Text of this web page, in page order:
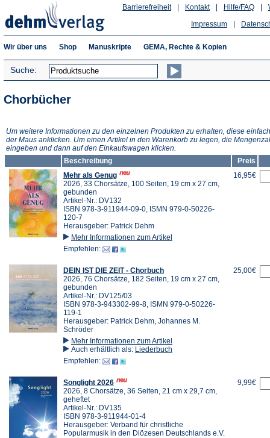
Hilfe/FAQ
Kontakt
Barrierefreiheit
Impressum
Wir über uns Shop Manuskripte GEMA, Rechte & Kopien
Suche:
Chorbücher
Um weitere Informationen zu den einzelnen Produkten zu erhalten, diese
der Maus anklicken. Um einen Artikel in den Warenkorb zu legen, die
eingeben und dann auf den Einkaufswagen klicken.
Beschreibung
Preis
Mehr als Genug
2026, 33 Chorsätze, 100 Seiten, 19 cm x 27 cm,
gebunden
Artikel-Nr.: DV132
ISBN 978-3-911944-09-0, ISMN 979-0-50226-
120-7
Herausgeber: Patrick Dehm
Mehr Informationen zum Artikel
Empfehlen:
16,95€
DEIN IST DIE ZEIT - Chorbuch
2026, 76 Chorsätze, 182 Seiten, 19 cm x 27 cm,
gebunden
Artikel-Nr.: DV125/03
ISBN 978-3-943302-99-8, ISMN 979-0-50226-
119-1
Herausgeber: Patrick Dehm, Johannes M.
Schröder
Mehr Informationen zum Artikel
Auch erhältlich als: Liederbuch
Empfehlen:
25,00€
Songlight 2026
2026, 8 Chorsätze, 36 Seiten, 21 cm x 29,7 cm,
geheftet
Artikel-Nr.: DV135
ISBN 978-3-911944-01-4
Herausgeber: Verband für christliche
Popularmusik in den Diözesen Deutschlands e.V.
9,99€